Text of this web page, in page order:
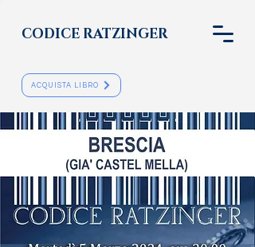
CODICE RATZINGER
ACQUISTA LIBRO